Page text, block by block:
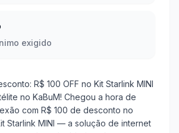
exigido
R$ 100 OFF no Kit Starlink MINI
no KaBuM! Chegou a hora de
com R$ 100 de desconto no
Starlink MINI — a solução de internet